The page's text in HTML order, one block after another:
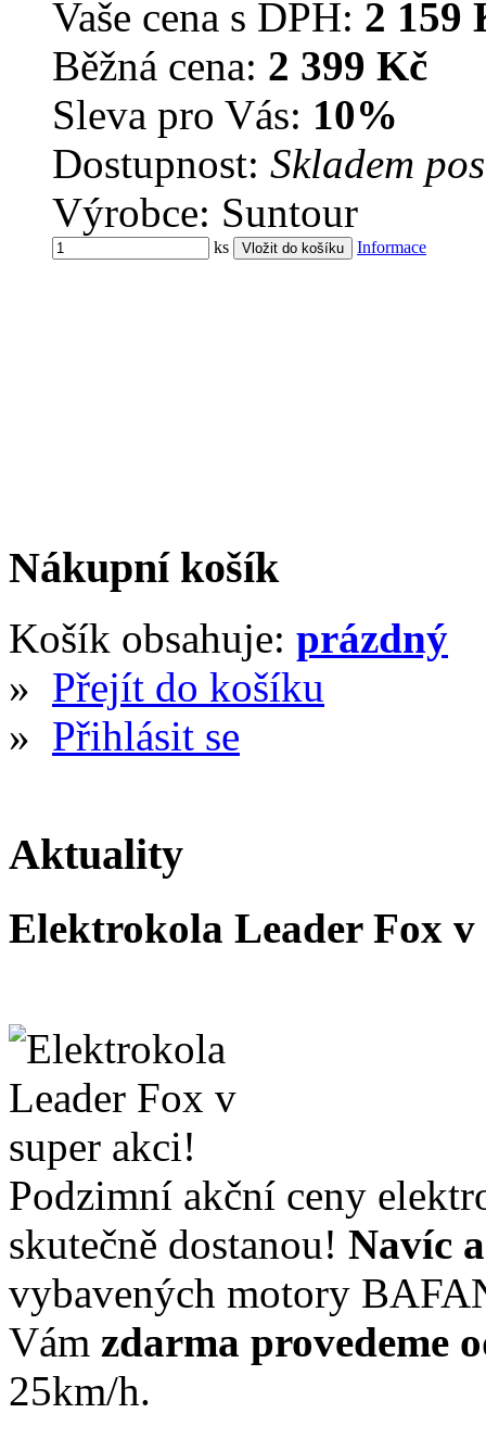
Vaše cena s DPH: 2 159
Běžná cena: 2 399 Kč
Sleva pro Vás: 10%
Dostupnost: Skladem
Výrobce: Suntour
ks Informace
Nákupní košík
Košík obsahuje: prázdný
» Přejít do košíku
» Přihlásit se
Aktuality
Elektrokola Leader Fox
Podzimní akční ceny
skutečně dostanou! Navíc
vybavených motory
Vám zdarma provedeme
25km/h.